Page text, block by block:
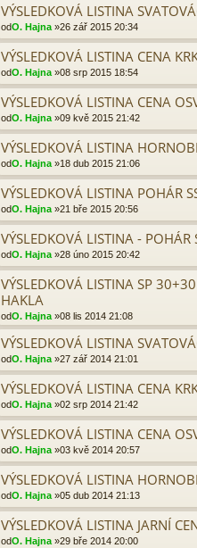
VÝSLEDKOVÁ LISTINA
odO. Hajna»26 zář 2015 20:34
VÝSLEDKOVÁ LISTINA CENA
odO. Hajna»08 srp 2015 18:54
VÝSLEDKOVÁ LISTINA CENA
odO. Hajna»09 kvě 2015 21:42
VÝSLEDKOVÁ LISTINA
odO. Hajna»18 dub 2015 21:06
VÝSLEDKOVÁ LISTINA POHÁR
odO. Hajna»21 bře 2015 20:56
VÝSLEDKOVÁ LISTINA -
odO. Hajna»28 úno 2015 20:42
VÝSLEDKOVÁ LISTINA SP
HAKLA
odO. Hajna»08 lis 2014 21:08
VÝSLEDKOVÁ LISTINA
odO. Hajna»27 zář 2014 21:01
VÝSLEDKOVÁ LISTINA CENA
odO. Hajna»02 srp 2014 21:42
VÝSLEDKOVÁ LISTINA CENA
odO. Hajna»03 kvě 2014 20:57
VÝSLEDKOVÁ LISTINA
odO. Hajna»05 dub 2014 21:13
VÝSLEDKOVÁ LISTINA JARNÍ
odO. Hajna»29 bře 2014 20:00